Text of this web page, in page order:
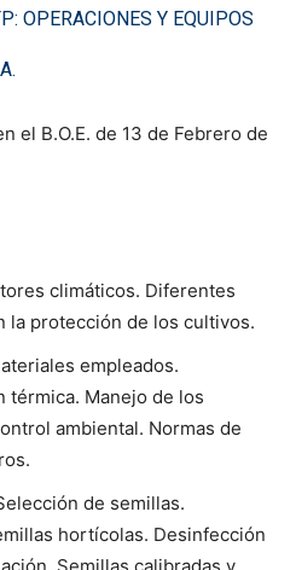
OPERACIONES Y EQUIPOS
el B.O.E. de 13 de Febrero de
climáticos. Diferentes
la protección de los cultivos.
empleados.
térmica. Manejo de los
ambiental. Normas de
de semillas.
hortícolas. Desinfección